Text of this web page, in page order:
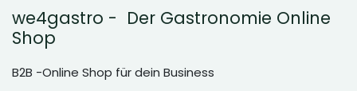
we4gastro - Der Gastronomie Online
Shop
B2B -Online Shop für dein Business